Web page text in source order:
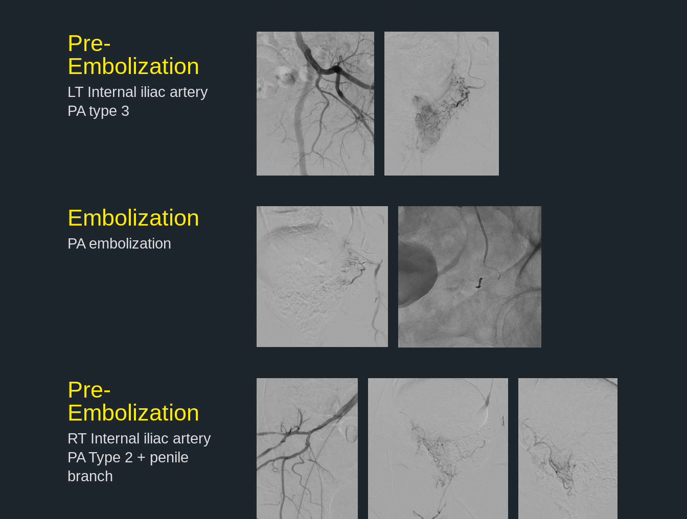
Pre-
Embolization
LT Internal iliac artery
PA type 3
Embolization
PA embolization
Pre-
Embolization
RT Internal iliac artery
PA Type 2 + penile
branch